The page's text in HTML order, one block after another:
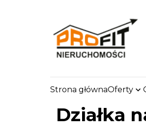
Strona głównaOferty
strona.glowna Oferty
Działka